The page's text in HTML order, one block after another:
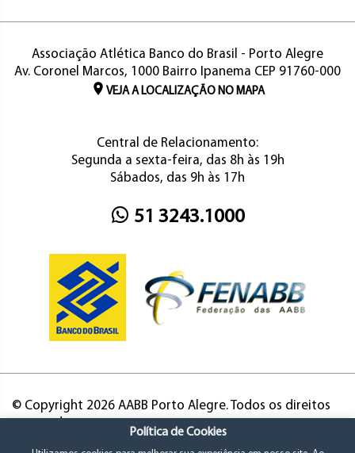
Associação Atlética Banco do Brasil - Porto Alegre
Av. Coronel Marcos, 1000 Bairro Ipanema CEP 91760-000
VEJA A LOCALIZAÇÃO NO MAPA
Central de Relacionamento:
Segunda a sexta-feira, das 8h às 19h
Sábados, das 9h às 17h
51 3243.1000
© Copyright 2026 AABB Porto Alegre. Todos os direitos
Política de Cookies